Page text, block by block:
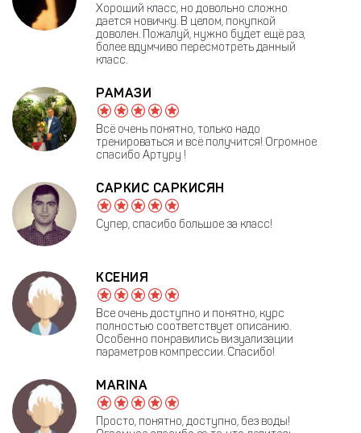
Хороший класс, но довольно сложно
дается новичку. В целом, покупкой
доволен. Пожалуй, нужно будет ещё раз,
более вдумчиво пересмотреть данный
класс.
РАМАЗИ
Всё очень понятно, только надо
тренироваться и всё получится! Огромное
спасибо Артуру !
САРКИС САРКИСЯН
Супер, спасибо большое за класс!
КСЕНИЯ
Все очень доступно и понятно, курс
полностью соответствует описанию.
Особенно понравились визуализации
параметров компрессии. Спасибо!
MARINA
Просто, понятно, доступно, без воды!